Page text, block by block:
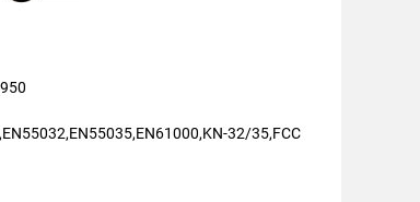
32/35,FCC